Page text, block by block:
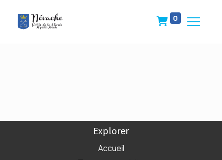
0
Explorer
Accueil